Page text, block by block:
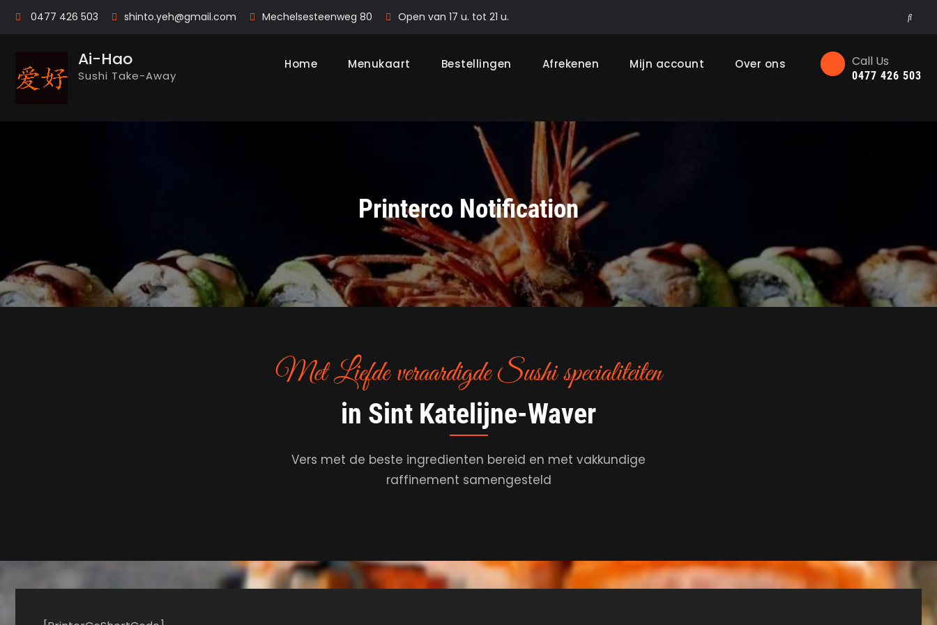
0477 426 503 shinto.yeh@gmail.com Mechelsesteenweg 80 Open van 17 u. tot 21 u. Search
Ai-Hao
Sushi Take-Away
Home Menukaart Bestellingen Afrekenen Mijn account Over ons Call Us
0477 426 503
Printerco Notification
Met Liefde veraardigde Sushi specialiteiten
in Sint Katelijne-Waver
Vers met de beste ingredienten bereid en met vakkundige
raffinement samengesteld